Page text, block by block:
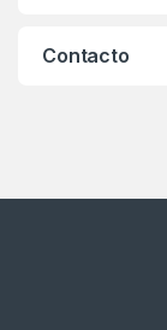
Contacto